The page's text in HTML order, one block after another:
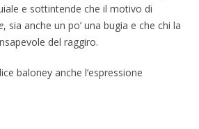
e sottintende che il motivo di
, sia anche un po’ una bugia e che chi la
del raggiro.
baloney anche l’espressione